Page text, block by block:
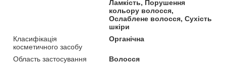
Ламкість, Порушення
кольору волосся,
Ослаблене волосся, Сухість
шкіри
Класифікація
косметичного засобу
Органічна
Область застосування
Волосся